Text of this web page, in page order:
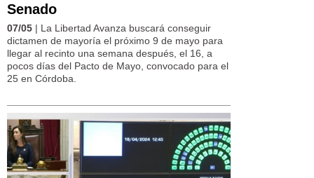
Senado
07/05 | La Libertad Avanza buscará conseguir
dictamen de mayoría el próximo 9 de mayo para
llegar al recinto una semana después, el 16, a
pocos días del Pacto de Mayo, convocado para el
25 en Córdoba.